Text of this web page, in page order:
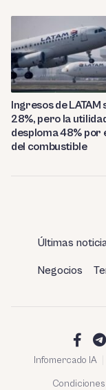
Ingresos de LATAM
28%, pero la
desploma 48% por
del combustible
Últimas
Negocios
Infomercado IA